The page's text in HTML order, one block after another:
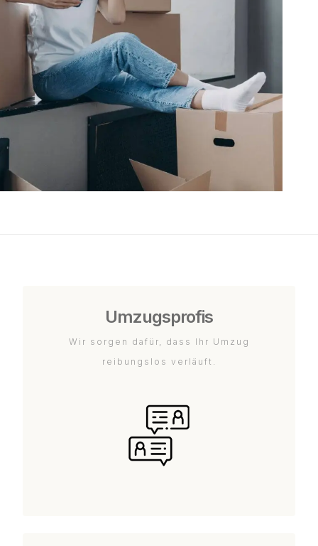
Umzugsprofis
Wir sorgen dafür, dass Ihr Umzug
reibungslos verläuft.